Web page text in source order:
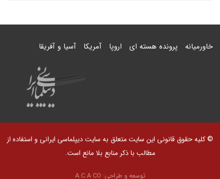
خاورمیانه پرونده هسته ای اروپا آمریکا آسیا و آفریقا
© کلیه حقوق قانونی این سایت متعلق به سایت دیپلماسی ایرانی و استفاده از
مطالب با ذکر منابع بلا مانع است.
توسعه و طراحی: A.C.A CO